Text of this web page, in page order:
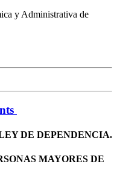
y Administrativa de
DE DEPENDENCIA.
MAYORES DE